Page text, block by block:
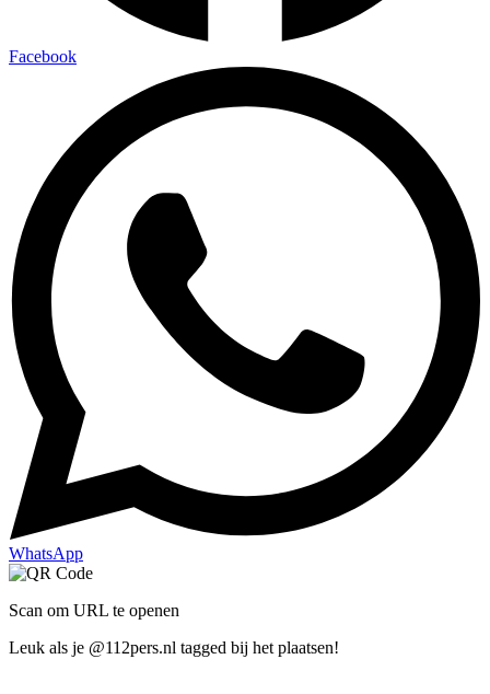
Facebook
WhatsApp
Scan om URL te openen
Leuk als je @112pers.nl tagged bij het plaatsen!